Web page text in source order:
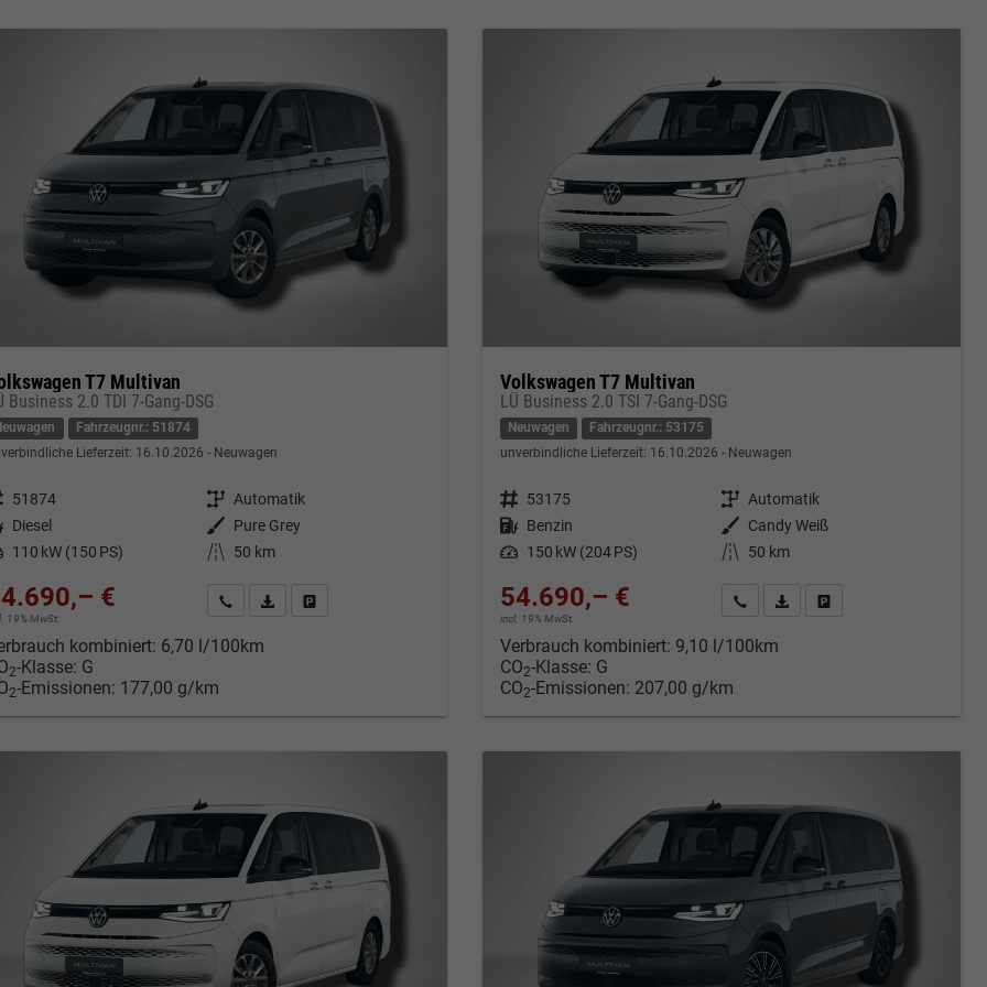
T7 Multivan
Business 2.0 TDI 7-Gang-DSG
Fahrzeugnr.: 51874
Lieferzeit: 16.10.2026 Neuwagen
51874 Getriebe Automatik
Diesel Außenfarbe
Pure Grey
110 kW (150 PS) Kilometerstand 50 km
€
19% MwSt.
Kontakt & Angebot anfordern
PDF-Datei, Fahrzeugexposé drucken
Fahrzeug merken/Expose drucken
kombiniert: 6,70 l/100km
2-Klasse: G
2-Emissionen: 177,00 g/km
Volkswagen T7 Multivan
LÜ Business 2.0 TSI 7-Gang-DSG
Neuwagen
Fahrzeugnr.: 53175
unverbindliche Lieferzeit: 16.10.2026 Neuwagen
Fahrzeugnr. 53175 Getriebe Automatik
Kraftstoff Benzin Außenfarbe
Candy Weiß
Leistung 150 kW (204 PS) Kilometerstand 50 km
54.690,– €
incl. 19% MwSt.
Kontakt & Angebot anfordern
PDF-Datei, Fahrzeugexposé
Fahrzeug merken/Expose
Verbrauch kombiniert: 9,10 l/100km
CO2-Klasse: G
CO2-Emissionen: 207,00 g/km